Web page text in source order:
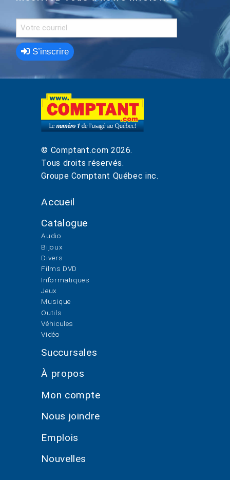
S’inscrire
© Comptant.com 2026.
Tous droits réservés.
Groupe Comptant Québec inc.
Accueil
Catalogue
Audio
Bijoux
Divers
Films DVD
Informatiques
Jeux
Musique
Outils
Véhicules
Vidéo
Succursales
À propos
Mon compte
Nous joindre
Emplois
Nouvelles